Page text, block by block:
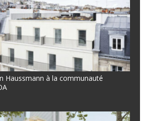
Haussmann à la communauté